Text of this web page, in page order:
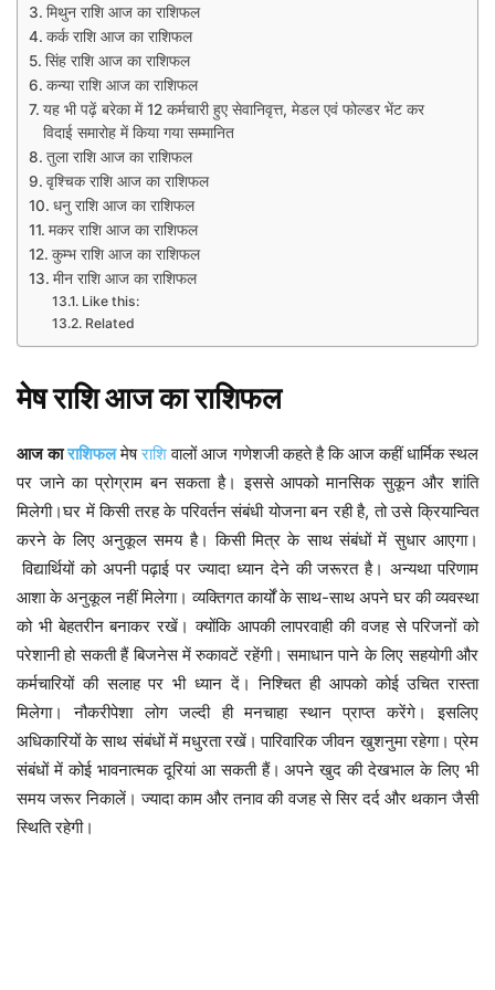
मिथुन राशि आज का राशिफल
कर्क राशि आज का राशिफल
सिंह राशि आज का राशिफल
कन्या राशि आज का राशिफल
यह भी पढ़ें बरेका में 12 कर्मचारी हुए सेवानिवृत्त, मेडल एवं फोल्डर भेंट कर
विदाई समारोह में किया गया सम्मानित
तुला राशि आज का राशिफल
वृश्चिक राशि आज का राशिफल
धनु राशि आज का राशिफल
मकर राशि आज का राशिफल
कुम्भ राशि आज का राशिफल​
मीन राशि आज का राशिफल
Like this:
Related
मेष राशि आज का राशिफल
आज का राशिफल मेष राशि वालों आज गणेशजी कहते है किआज कहीं धार्मिक स्थल
पर जाने का प्रोग्राम बन सकता है। इससे आपको मानसिक सुकून और शांति
मिलेगी।घर में किसी तरह के परिवर्तन संबंधी योजना बन रही है, तो उसे क्रियान्वित
करने के लिए अनुकूल समय है। किसी मित्र के साथ संबंधों में सुधार आएगा।
विद्यार्थियों को अपनी पढ़ाई पर ज्यादा ध्यान देने की जरूरत है। अन्यथा परिणाम
आशा के अनुकूल नहीं मिलेगा। व्यक्तिगत कार्यों के साथ-साथ अपने घर की व्यवस्था
को भी बेहतरीन बनाकर रखें। क्योंकि आपकी लापरवाही की वजह से परिजनों को
परेशानी हो सकती हैं बिजनेस में रुकावटें रहेंगी। समाधान पाने के लिए सहयोगी और
कर्मचारियों की सलाह पर भी ध्यान दें। निश्चित ही आपको कोई उचित रास्ता
मिलेगा। नौकरीपेशा लोग जल्दी ही मनचाहा स्थान प्राप्त करेंगे। इसलिए
अधिकारियों के साथ संबंधों में मधुरता रखें। पारिवारिक जीवन खुशनुमा रहेगा। प्रेम
संबंधों में कोई भावनात्मक दूरियां आ सकती हैं। अपने खुद की देखभाल के लिए भी
समय जरूर निकालें। ज्यादा काम और तनाव की वजह से सिर दर्द और थकान जैसी
स्थिति रहेगी।